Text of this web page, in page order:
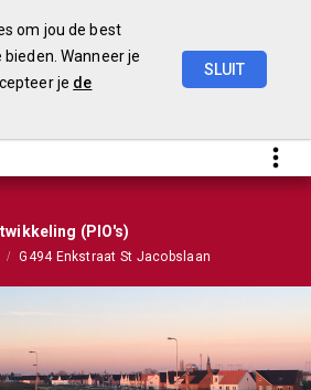
om jou de best
Wanneer je
je de
SLUIT
(PIO's)
G494 Enkstraat St Jacobslaan